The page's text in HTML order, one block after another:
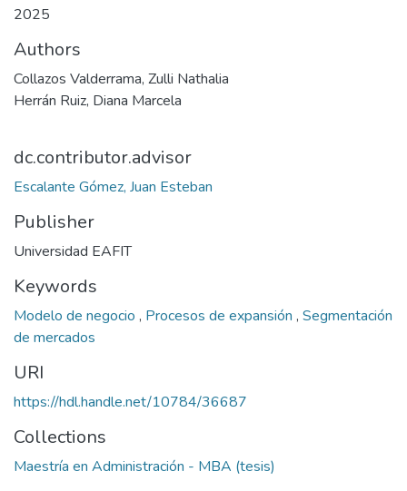
2025
Authors
Collazos Valderrama, Zulli Nathalia
Herrán Ruiz, Diana Marcela
dc.contributor.advisor
Escalante Gómez, Juan Esteban
Publisher
Universidad EAFIT
Keywords
Modelo de negocio , Procesos de expansión , Segmentación
de mercados
URI
https://hdl.handle.net/10784/36687
Collections
Maestría en Administración - MBA (tesis)